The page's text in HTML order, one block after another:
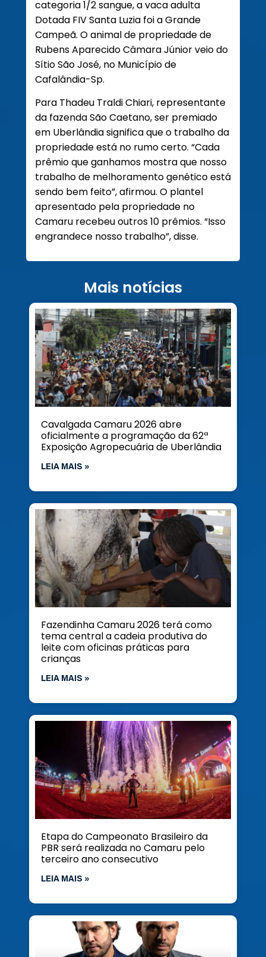
categoria 1/2 sangue, a vaca adulta
Dotada FIV Santa Luzia foi a Grande
Campeã. O animal de propriedade de
Rubens Aparecido Câmara Júnior veio do
Sítio São José, no Município de
Cafalândia-Sp.
Para Thadeu Traldi Chiari, representante
da fazenda São Caetano, ser premiado
em Uberlândia significa que o trabalho da
propriedade está no rumo certo. “Cada
prêmio que ganhamos mostra que nosso
trabalho de melhoramento genético está
sendo bem feito”, afirmou. O plantel
apresentado pela propriedade no
Camaru recebeu outros 10 prêmios. “Isso
engrandece nosso trabalho”, disse.
Mais notícias
Cavalgada Camaru 2026 abre
oficialmente a programação da 62ª
Exposição Agropecuária de Uberlândia
LEIA MAIS »
Fazendinha Camaru 2026 terá como
tema central a cadeia produtiva do
leite com oficinas práticas para
crianças
LEIA MAIS »
Etapa do Campeonato Brasileiro da
PBR será realizada no Camaru pelo
terceiro ano consecutivo
LEIA MAIS »